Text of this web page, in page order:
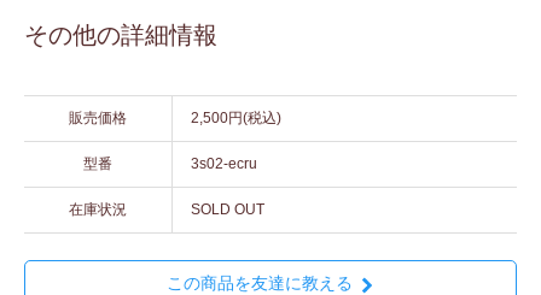
その他の詳細情報
販売価格 2,500円(税込)
型番 3s02-ecru
在庫状況 SOLD OUT
この商品を友達に教える